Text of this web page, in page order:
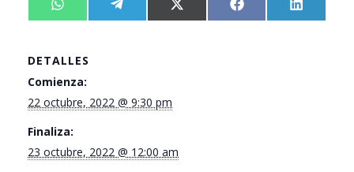
Compartir
en
W
h
s
A
p
p
Compartir
en
e
m
Compartir
en
X
(
Compartir
en
F
a en
L
i
DETALLES
Comienza:
22 octubre, 2022 @ 9:30 pm
Finaliza:
23 octubre, 2022 @ 12:00 am